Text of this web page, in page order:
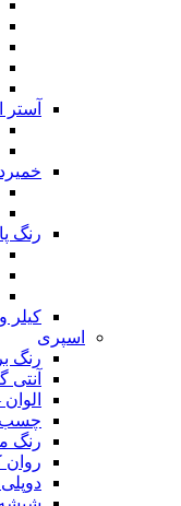
آستر
رنگ
کیلر
اسپری
رنگ بر
آنتی
چسب
رنگ
روان
دوپلی